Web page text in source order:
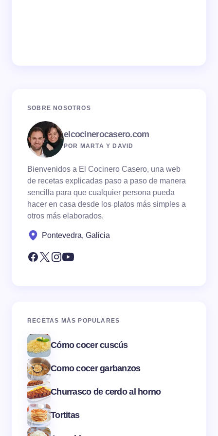
SOBRE NOSOTROS
elcocinerocasero.com
POR MARTA Y DAVID
Bienvenidos a El Cocinero Casero, una web
de recetas explicadas paso a paso de manera
sencilla para que cualquier persona pueda
hacer en casa desde los platos más simples a
otros más elaborados.
Pontevedra, Galicia
RECETAS MÁS POPULARES
Cómo cocer cuscús
Como cocer garbanzos
Churrasco de cerdo al horno
Tortitas